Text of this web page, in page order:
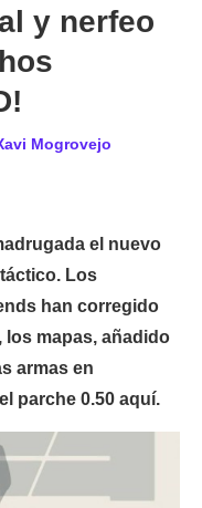
y nerfeo
Mogrovejo
el nuevo
Los
han corregido
los mapas, añadido
armas en
parche 0.50 aquí.